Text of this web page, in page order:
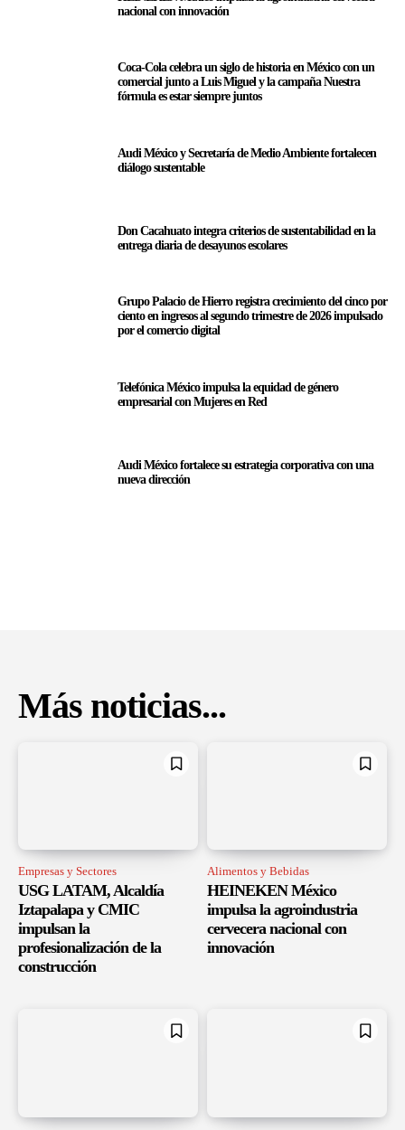
nacional con innovación
Coca-Cola celebra un siglo de historia en México con un
comercial junto a Luis Miguel y la campaña Nuestra
fórmula es estar siempre juntos
Audi México y Secretaría de Medio Ambiente fortalecen
diálogo sustentable
Don Cacahuato integra criterios de sustentabilidad en la
entrega diaria de desayunos escolares
Grupo Palacio de Hierro registra crecimiento del cinco por
ciento en ingresos al segundo trimestre de 2026 impulsado
por el comercio digital
Telefónica México impulsa la equidad de género
empresarial con Mujeres en Red
Audi México fortalece su estrategia corporativa con una
nueva dirección
Más noticias...
Empresas y Sectores
USG LATAM, Alcaldía
Iztapalapa y CMIC
impulsan la
profesionalización de la
construcción
Alimentos y Bebidas
HEINEKEN México
impulsa la agroindustria
cervecera nacional con
innovación